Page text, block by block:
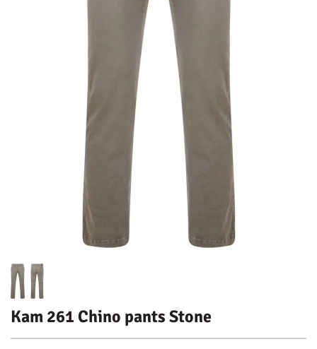
Kam 261 Chino pants Stone